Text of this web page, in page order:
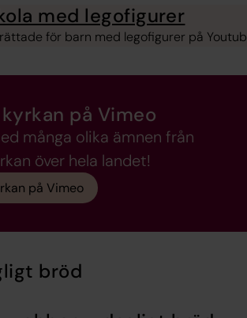
med legofigurer
för barn med legofigurer på
på Vimeo
många olika ämnen från
över hela landet!
på Vimeo
bröd